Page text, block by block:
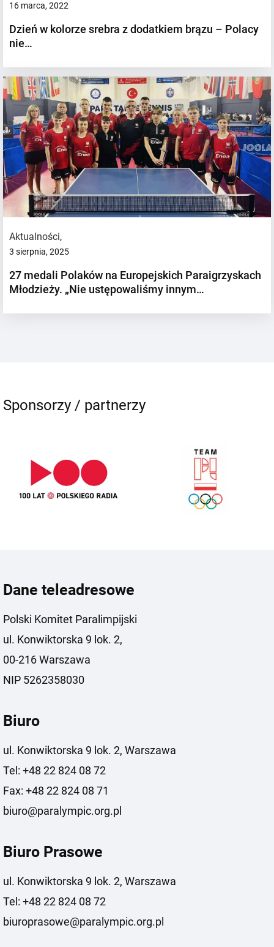
16 marca, 2022
Dzień w kolorze srebra z dodatkiem brązu – Polacy
nie…
Aktualności,
3 sierpnia, 2025
27 medali Polaków na Europejskich Paraigrzyskach
Młodzieży. „Nie ustępowaliśmy innym…
Sponsorzy / partnerzy
Dane teleadresowe
Polski Komitet Paralimpijski
ul. Konwiktorska 9 lok. 2,
00-216 Warszawa
NIP 5262358030
Biuro
ul. Konwiktorska 9 lok. 2, Warszawa
Tel: +48 22 824 08 72
Fax: +48 22 824 08 71
biuro@paralympic.org.pl
Biuro Prasowe
ul. Konwiktorska 9 lok. 2, Warszawa
Tel: +48 22 824 08 72
biuroprasowe@paralympic.org.pl